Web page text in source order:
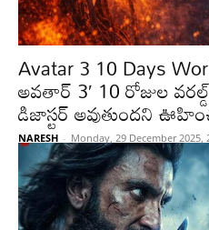
Avatar 3 10 Days
అవతార్ 3′ 10 రోజుల
డిజాస్టర్ అవుతుందని
NARESH - Monday, 29 December 2025,